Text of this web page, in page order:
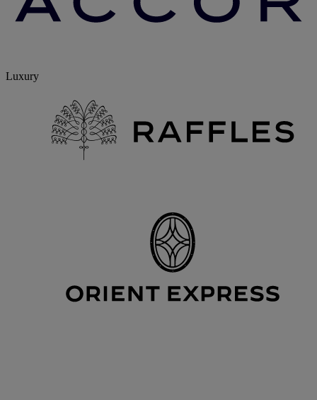
Luxury